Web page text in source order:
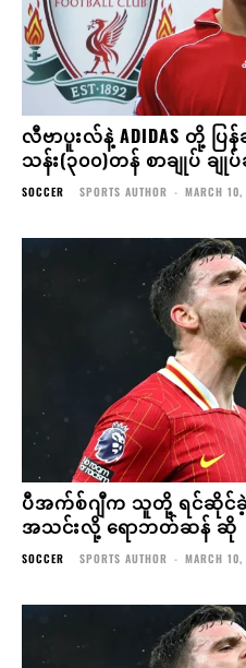
လီဗာပူးလ်နဲ့ ADIDAS တို့ ပြန်
သန်း(၃၀၀)တန် စာချုပ် ချု
SOCCER SPORTS AUTHOR - MARCH
ပီအက်စ်ဂျီက သူတို့ ရင်ဆိုင်
အသင်းလို့ ရောဘတ်ဆန် ဆို
SOCCER SPORTS AUTHOR - MARCH